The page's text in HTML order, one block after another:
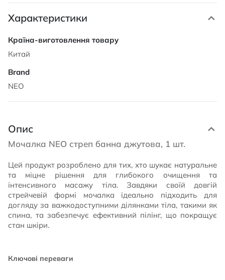
Характеристики
Характеристики
Китай
NEO
Опис
Мочалка NEO стреп банна джутова, 1 шт.
Цей продукт розроблено для тих, хто шукає натуральне
та міцне рішення для глибокого очищення та
інтенсивного масажу тіла. Завдяки своїй довгій
стрейчевій формі мочалка ідеально підходить для
догляду за важкодоступними ділянками тіла, такими як
спина, та забезпечує ефективний пілінг, що покращує
стан шкіри.
Ключові переваги